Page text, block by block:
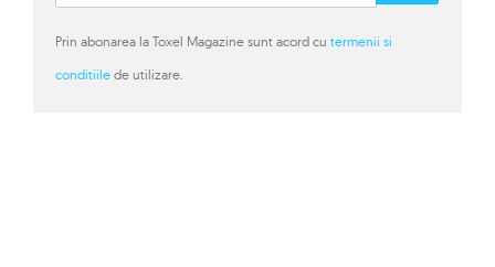
Prin abonarea la Toxel Magazine sunt acord cu termenii si
conditiile de utilizare.